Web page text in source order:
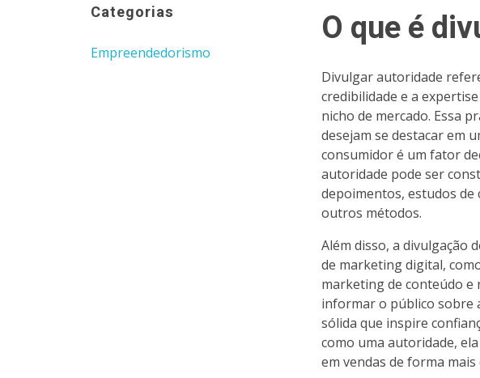
Categorias
Empreendedorismo
O que é
Divulgar autoridade
credibilidade e a
nicho de mercado. Essa
desejam se destacar em
consumidor é um fator
autoridade pode ser
depoimentos, estudos de
outros métodos.
Além disso, a divulgação
de marketing digital,
marketing de conteúdo e
informar o público sobre
sólida que inspire
como uma autoridade,
em vendas de forma mais